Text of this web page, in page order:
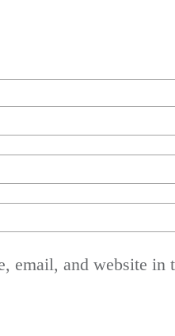
email, and website